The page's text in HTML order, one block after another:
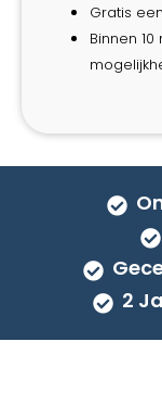
Gratis
Binnen
2